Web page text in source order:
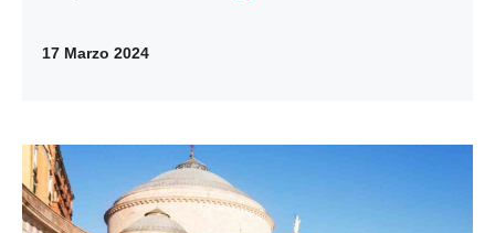
17 Marzo 2024